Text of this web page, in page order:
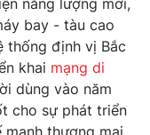
năng lượng mới,
bay - tàu cao
thống định vị Bắc
khai mạng di
dùng vào năm
cho sự phát triển